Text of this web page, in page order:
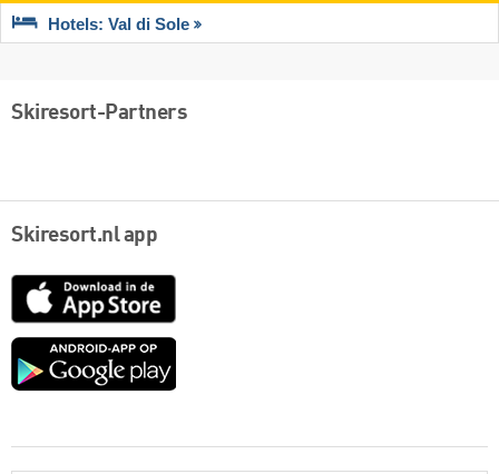
Hotels: Val di Sole
Skiresort-Partners
Skiresort.nl app
App
Google